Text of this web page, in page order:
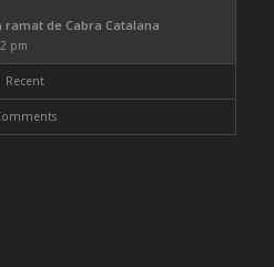
ramat de Cabra Catalana
pm
Recent